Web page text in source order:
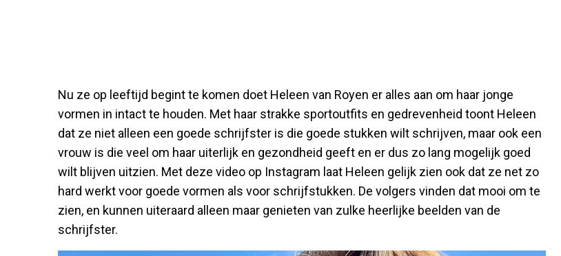
Nu ze op leeftijd begint te komen doet Heleen van Royen er alles aan om haar jonge
vormen in intact te houden. Met haar strakke sportoutfits en gedrevenheid toont Heleen
dat ze niet alleen een goede schrijfster is die goede stukken wilt schrijven, maar ook een
vrouw is die veel om haar uiterlijk en gezondheid geeft en er dus zo lang mogelijk goed
wilt blijven uitzien. Met deze video op Instagram laat Heleen gelijk zien ook dat ze net zo
hard werkt voor goede vormen als voor schrijfstukken. De volgers vinden dat mooi om te
zien, en kunnen uiteraard alleen maar genieten van zulke heerlijke beelden van de
schrijfster.